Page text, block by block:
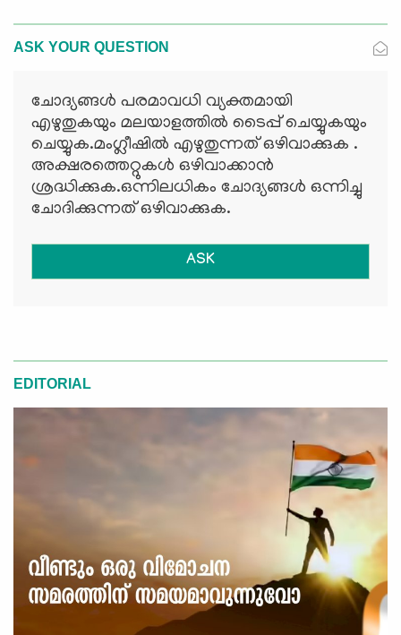
ASK YOUR QUESTION
ചോദ്യങ്ങള്‍ പരമാവധി വ്യക്തമായി
എഴുതുകയും മലയാളത്തില്‍ ടൈപ്പ് ചെയ്യുകയും
ചെയ്യുക.മംഗ്ലീഷില്‍ എഴുതുന്നത് ഒഴിവാക്കുക .
അക്ഷരത്തെറ്റുകള്‍ ഒഴിവാക്കാന്‍
ശ്രദ്ധിക്കുക.ഒന്നിലധികം ചോദ്യങ്ങള്‍ ഒന്നിച്ചു
ചോദിക്കുന്നത് ഒഴിവാക്കുക.
ASK
EDITORIAL